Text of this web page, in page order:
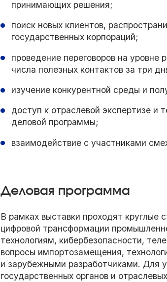
принимающих решения;
поиск новых клиентов,
государственных корпораций;
проведение переговоров на уровне
числа полезных контактов за три
изучение конкурентной среды и
доступ к отраслевой экспертизе и
деловой программы;
взаимодействие с участниками
Деловая программа
В рамках выставки проходят круглые
цифровой трансформации
технологиям, кибербезопасности,
вопросы импортозамещения,
и зарубежными разработчиками. Для
государственных органов и